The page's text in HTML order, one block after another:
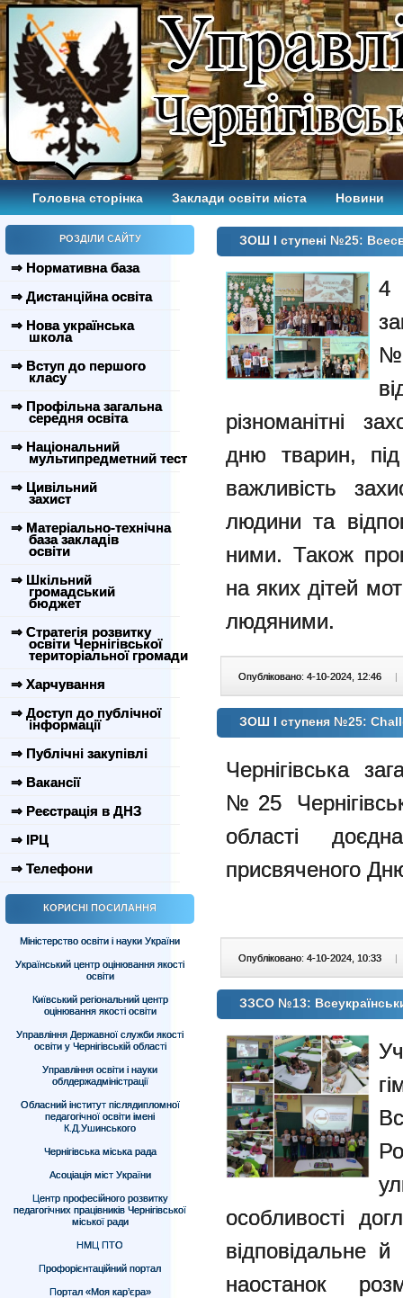
Головна сторінка Заклади освіти міста Новини
РОЗДІЛИ САЙТУ
⇒ Нормативна база
⇒ Дистанційна освіта
⇒ Нова українська
школа
⇒ Вступ до першого
класу
⇒ Профільна загальна
середня освіта
⇒ Національний
мультипредметний тест
⇒ Цивільний
захист
⇒ Матеріально-технічна
база закладів
освіти
⇒ Шкільний
громадський
бюджет
⇒ Стратегія розвитку
освіти Чернігівської
територіальної громади
⇒ Харчування
⇒ Доступ до публічної
інформації
⇒ Публічні закупівлі
⇒ Вакансії
⇒ Реєстрація в ДНЗ
⇒ ІРЦ
⇒ Телефони
КОРИСНІ ПОСИЛАННЯ
Міністерство освіти і науки України
Український центр оцінювання якості
освіти
Київський регіональний центр
оцінювання якості освіти
Управління Державної служби якості
освіти у Чернігівській області
Управління освіти і науки
облдержадміністрації
Обласний інститут післядипломної
педагогічної освіти імені
К.Д.Ушинського
Чернігівська міська рада
Асоціація міст України
Центр професійного розвитку
педагогічних працівників Чернігівської
міської ради
НМЦ ПТО
Профорієнтаційний портал
Портал «Моя кар’єра»
ЗОШ І ступені №25:
4
різноманітні
дню тварин,
важливість
людини та
ними. Також
на яких дітей
людяними.
Опубліковано: 4-10-2024, 12:46 |
ЗОШ І ступеня №25:
Чернігівська
№25
області
присвяченого
Опубліковано: 4-10-2024, 10:33 |
ЗЗСО №13:
особливості
відповідальне
наостанок